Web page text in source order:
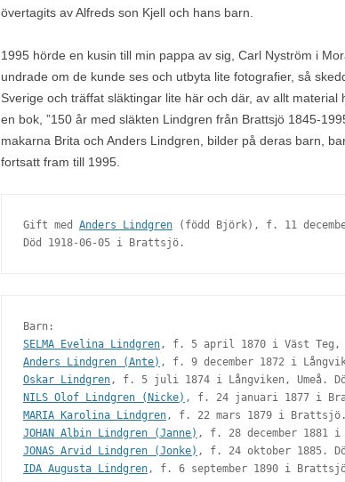
övertagits av Alfreds son Kjell och hans barn.
1995 hörde en kusin till min pappa av sig, Carl Nyström i
undrade om de kunde ses och utbyta lite fotografier, så
Sverige och träffat släktingar lite här och där, av allt
en bok, ”150 år med släkten Lindgren från Brattsjö 1845-
makarna Brita och Anders Lindgren, bilder på deras barn,
fortsatt fram till 1995.
Gift med Anders Lindgren (född Björk), f. 11
Död 1918-06-05 i Brattsjö.
SELMA Evelina Lindgren
Anders Lindgren (Ante)
Oskar Lindgren
NILS Olof Lindgren (Nicke)
MARIA Karolina Lindgren
JOHAN Albin Lindgren (Janne)
JONAS Arvid Lindgren (Jonke)
IDA Augusta Lindgren